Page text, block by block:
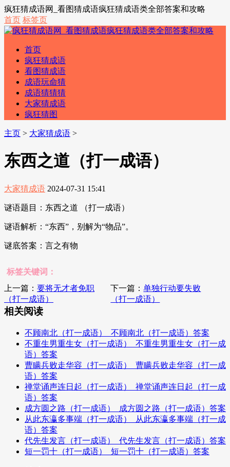
疯狂猜成语网_看图猜成语疯狂猜成语类全部答案和攻略
首页 标签页
首页
疯狂猜成语
看图猜成语
成语玩命猜
成语猜猜猜
大家猜成语
疯狂猜图
主页 > 大家猜成语 >
东西之道（打一成语）
大家猜成语 2024-07-31 15:41
谜语题目：东西之道 （打一成语）
谜语解析：“东西”，别解为“物品”。
谜底答案：言之有物
标签关键词：
上一篇： 要将无才者免职
（打一成语）
下一篇：单独行动要失败
（打一成语）
相关阅读
不顾南北（打一成语）_不顾南北（打一成语）答案
不重生男重生女（打一成语）_不重生男重生女（打一成
语）答案
曹瞒兵败走华容（打一成语）_曹瞒兵败走华容（打一成
语）答案
禅堂诵声连日起（打一成语）_禅堂诵声连日起（打一成
语）答案
成方圆之路（打一成语）_成方圆之路（打一成语）答案
从此东瀛多事端（打一成语）_从此东瀛多事端（打一成
语）答案
代先生发言（打一成语）_代先生发言（打一成语）答案
短一罚十（打一成语）_短一罚十（打一成语）答案